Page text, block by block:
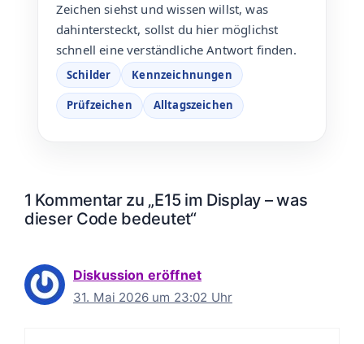
Zeichen siehst und wissen willst, was
dahintersteckt, sollst du hier möglichst
schnell eine verständliche Antwort finden.
Schilder Kennzeichnungen
Prüfzeichen Alltagszeichen
1 Kommentar zu „E15 im Display – was
dieser Code bedeutet“
Diskussion eröffnet
31. Mai 2026 um 23:02 Uhr